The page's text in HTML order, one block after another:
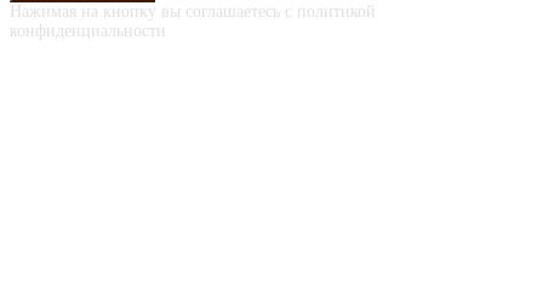
Нажимая на кнопку вы соглашаетесь с политикой
конфиденциальности